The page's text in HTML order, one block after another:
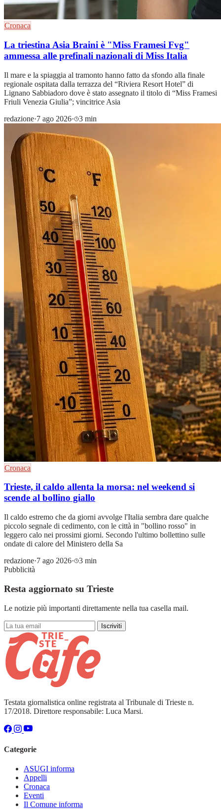
Cronaca
La triestina Asia Braini è "Miss Framesi Fvg"
ammessa alle prefinali nazionali di Miss Italia
Il mare e la spiaggia al tramonto hanno fatto da sfondo alla finale
regionale ospitata dalla terrazza del “Riviera Resort Hotel” di
Lignano Sabbiadoro dove è stato assegnato il titolo di “Miss Framesi
Friuli Venezia Giulia”; vincitrice Asia
redazione·7 ago 2026· 3 min
Cronaca
Trieste, il caldo allenta la morsa: nel weekend si
scende al bollino giallo
Il caldo estremo che da giorni avvolge l'Italia sembra dare qualche
piccolo segnale di cedimento, con le città in "bollino rosso" in
leggero calo nei prossimi giorni. Secondo l'ultimo bollettino sulle
ondate di calore del Ministero della Sa
redazione·7 ago 2026·
3 min
Pubblicità
Resta aggiornato su Trieste
Le notizie più importanti direttamente nella tua casella mail.
Iscriviti
Testata giornalistica online registrata al Tribunale di Trieste n.
17/2018. Direttore responsabile: Luca Marsi.
Categorie
ASUGI informa
Appelli
Cronaca
Eventi
Il Comune informa